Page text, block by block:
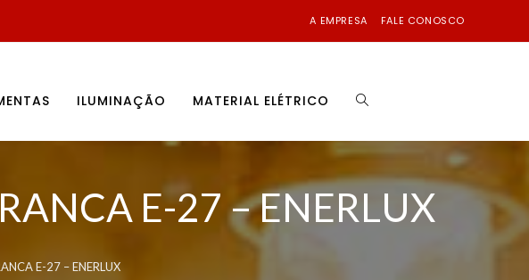
A EMPRESA FALE CONOSCO
ILUMINAÇÃO MATERIAL ELÉTRICO
E-27 – ENERLUX
E-27 – ENERLUX